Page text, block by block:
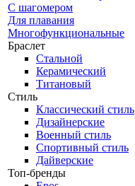
С шагомером
Для плавания
Многофункциональные
Браслет
Стальной
Керамический
Титановый
Стиль
Классический стиль
Дизайнерские
Военный стиль
Спортивный стиль
Дайверские
Топ-бренды